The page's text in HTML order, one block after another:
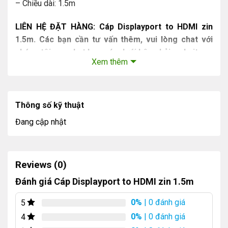
– Chiều dài: 1.5m
LIÊN HỆ ĐẶT HÀNG: Cáp Displayport to HDMI zin
1.5m. Các bạn cần tư vấn thêm, vui lòng chat với
chúng tôi qua chat box góc dưới bên phải website
Ngoài ra Tin học PNN cũng nhận tư vấn lắp ráp máy tính
ngay với chúng tôi để nhận tư vấn miễn phí.
Tin học PNN
Địa chỉ: Q.11, Tp HCM
Hotline: 0931 454 838 – 0903 632 886 – 0931 454 828
Xem thêm
Thông số kỹ thuật
Đang cập nhật
Reviews (0)
Đánh giá Cáp Displayport to HDMI zin 1.5m
5 0% | 0 đánh giá
4
0% | 0 đánh giá